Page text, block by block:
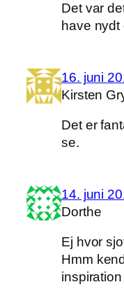
Det var
have nydt
16. juni
Kirsten
Det er
se.
14. juni
Dorthe
Ej hvor
Hmm
inspiration